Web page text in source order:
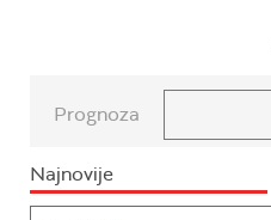
Prognoza
Najnovije